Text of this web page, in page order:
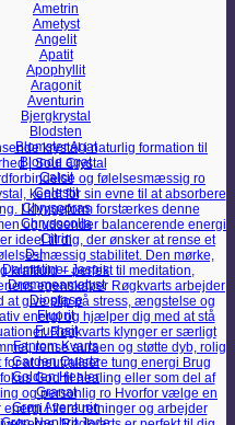
Ametrin
Ametyst
Angelit
Apatit
Apophyllit
Aragonit
Aventurin
Bjergkrystal
Blodsten
Blomster Agat
Blonde agat
Calcit
Celestit
Chrysopras
Chrysocolla
Citrin
D-I
Dalmatiner Jaspis
Drømmeametyst
Dioptase
Fluorit
Fuchsit
Fantom Kvarts
Garden Quartz
Golden Healer
Granat
Grøn Aventurin